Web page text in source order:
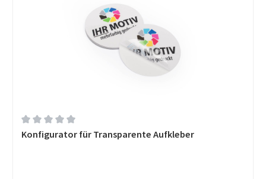
Durchschnittliche Bewertung von 0 von 5 Sternen
Konfigurator für Transparente Aufkleber